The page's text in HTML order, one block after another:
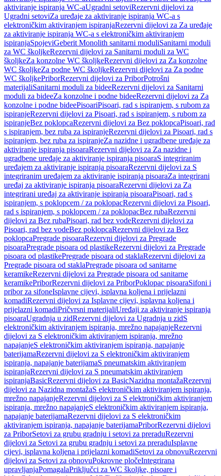
aktiviranje ispiranja WC-aUgradni setoviRezervni dijelovi za
Ugradni setoviZa uređaje za aktiviranje ispiranja WC-a s
elektroničkim aktiviranjem ispiranjaRezervni dijelovi za Za uređaje
za aktiviranje ispiranja WC-a s elektroničkim aktiviranjem
ispiranjaSpojeviGeberit Monolith sanitarni moduliSanitarni moduli
za WC školjkeRezervni dijelovi za Sanitarni moduli za WC
školjkeZa konzolne WC školjkeRezervni dijelovi za Za konzolne
WC školjkeZa podne WC školjkeRezervni dijelovi za Za podne
WC školjkePriborRezervni dijelovi za PriborPotrošni
materijaliSanitarni moduli za bideeRezervni dijelovi za Sanitarni
moduli za bideeZa konzolne i podne bideeRezervni dijelovi za Za
konzolne i podne bideePisoariPisoari, rad s ispiranjem, s rubom za
ispiranjeRezervni dijelovi za Pisoari, rad s ispiranjem, s rubom za
ispiranjeBez poklopcaRezervni dijelovi za Bez poklopcaPisoari, rad
s ispiranjem, bez ruba za ispiranjeRezervni dijelovi za Pisoari, rad s
ispiranjem, bez ruba za ispiranjeZa nazidne i ugradbene uređaje za
aktiviranje ispiranja pisoaraRezervni dijelovi za Za nazidne i
ugradbene uređaje za aktiviranje ispiranja pisoaraS integriranim
uređajem za aktiviranje ispiranja pisoaraRezervni dijelovi za S
integriranim uređajem za aktiviranje ispiranja pisoaraZa integrirani
uređaj za aktiviranje ispiranja pisoaraRezervni dijelovi za Za
integrirani uređaj za aktiviranje ispiranja pisoaraPisoari, rad s
ispiranjem, s poklopcem / za poklopacRezervni dijelovi za Pisoari,
rad s ispiranjem, s poklopcem / za poklopacBez rubaRezervni
dijelovi za Bez rubaPisoari, rad bez vodeRezervni dijelovi za
Pisoari, rad bez vodeBez poklopcaRezervni dijelovi za Bez
poklopcaPregrade pisoaraRezervni dijelovi za Pregrade
pisoaraPregrade pisoara od plastikeRezervni dijelovi za Pregrade
pisoara od plastikePregrade pisoara od staklaRezervni dijelovi za
Pregrade pisoara od staklaPregrade pisoara od sanitarne
keramikeRezervni dijelovi za Pregrade pisoara od sanitarne
keramikePriborRezervni dijelovi za PriborPoklopac pisoaraSifoni i
pribor za sifoneIsplavne cijevi, isplavna koljena i prijelazni
komadiRezervni dijelovi za Isplavne cijevi, isplavna koljena i
prijelazni komadiPričvrsni materijaliUređaji za aktiviranje ispiranja
pisoaraUgradnja u zidRezervni dijelovi za Ugradnja u zidS
elektroničkim aktiviranjem ispiranja, mrežno napajanjeRezervni
dijelovi za S elektroničkim aktiviranjem ispiranja, mrežno
napajanjeS elektroničkim aktiviranjem ispiranja, napajanje
baterijamaRezervni dijelovi za S elektroničkim aktiviranjem
ispiranja, napajanje baterijamaS pneumatskim aktiviranjem
ispiranjaRezervni dijelovi za S pneumatskim aktiviranjem
ispiranjaBasicRezervni dijelovi za BasicNazidna montažaRezervni
dijelovi za Nazidna montažaS elektroničkim aktiviranjem ispiranja,
mrežno napajanjeRezervni dijelovi za S elektroničkim aktiviranjem
ispiranja, mrežno napajanjeS elektroničkim aktiviranjem ispiranja,
napajanje baterijamaRezervni dijelovi za S elektroničkim
aktiviranjem ispiranja, napajanje baterijamaPriborRezervni dijelovi
za PriborSetovi za grubu gradnju i setovi za preraduRezervni
dijelovi za Setovi za grubu gradnju i setovi za preraduIsplavne
cijevi, isplavna koljena i prijelazni komadiSetovi za obnovuRezervni
dijelovi za Setovi za obnovuPokrovne pločeIntegrirana
upravljanjaPomagalaPriključci za WC školjke, pisoare i